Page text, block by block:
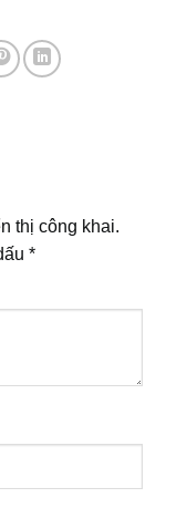
thị công khai.
*